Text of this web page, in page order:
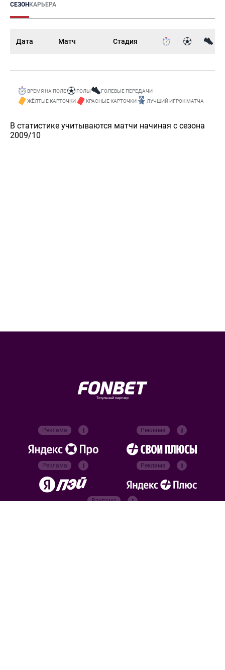
СЕЗОНКАРЬЕРА
Дата Матч Стадия
ВРЕМЯ НА ПОЛЕ ГОЛЫ
ГОЛЕВЫЕ ПЕРЕДАЧИ
ЖЁЛТЫЕ КАРТОЧКИ
КРАСНЫЕ КАРТОЧКИ ЛУЧШИЙ ИГРОК МАТЧА
В статистике учитываются матчи начиная с сезона
2009/10
Титульный партнер
Реклама Реклама
Реклама Реклама
Реклама